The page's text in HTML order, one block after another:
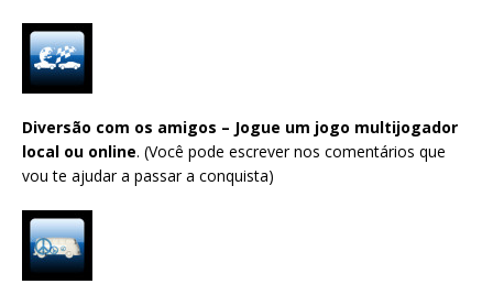
Diversão com os amigos – Jogue um jogo multijogador
local ou online. (Você pode escrever nos comentários que
vou te ajudar a passar a conquista)